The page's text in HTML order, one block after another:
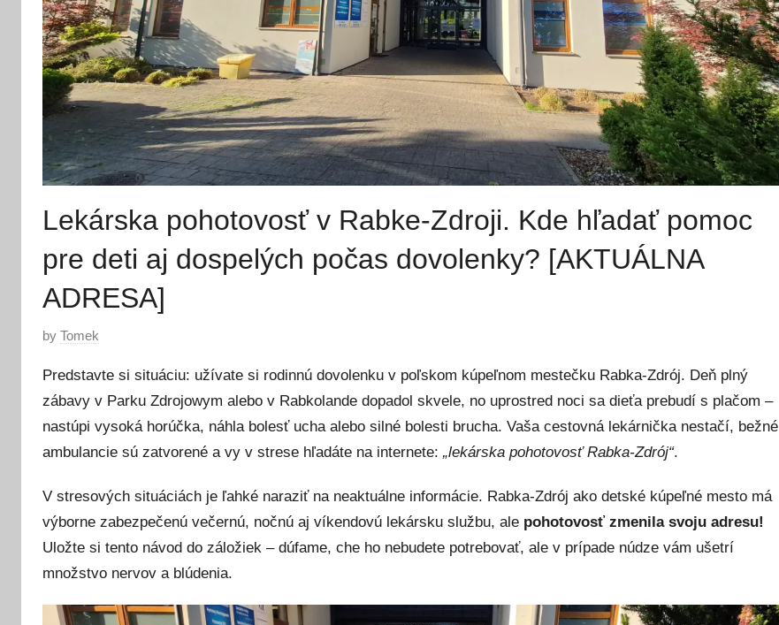
Lekárska pohotovosť v Rabke-Zdroji. Kde hľadať pomoc
pre deti aj dospelých počas dovolenky? [AKTUÁLNA
ADRESA]
P
s
t
e
d
n
5
j
by Tomek
Predstavte si situáciu: užívate si rodinnú dovolenku v poľskom kúpeľnom mestečku Rabka-Zdrój. Deň plný
zábavy v Parku Zdrojowym alebo v Rabkolande dopadol skvele, no uprostred noci sa dieťa prebudí s plačom –
nastúpi vysoká horúčka, náhla bolesť ucha alebo silné bolesti brucha. Vaša cestovná lekárnička nestačí, bežné
ambulancie sú zatvorené a vy v strese hľadáte na internete: „lekárska pohotovosť Rabka-Zdrój“.
V stresových situáciách je ľahké naraziť na neaktuálne informácie. Rabka-Zdrój ako detské kúpeľné mesto má
výborne zabezpečenú večernú, nočnú aj víkendovú lekársku službu, ale pohotovosť zmenila svoju adresu!
Uložte si tento návod do záložiek – dúfame, che ho nebudete potrebovať, ale v prípade núdze vám ušetrí
množstvo nervov a blúdenia.